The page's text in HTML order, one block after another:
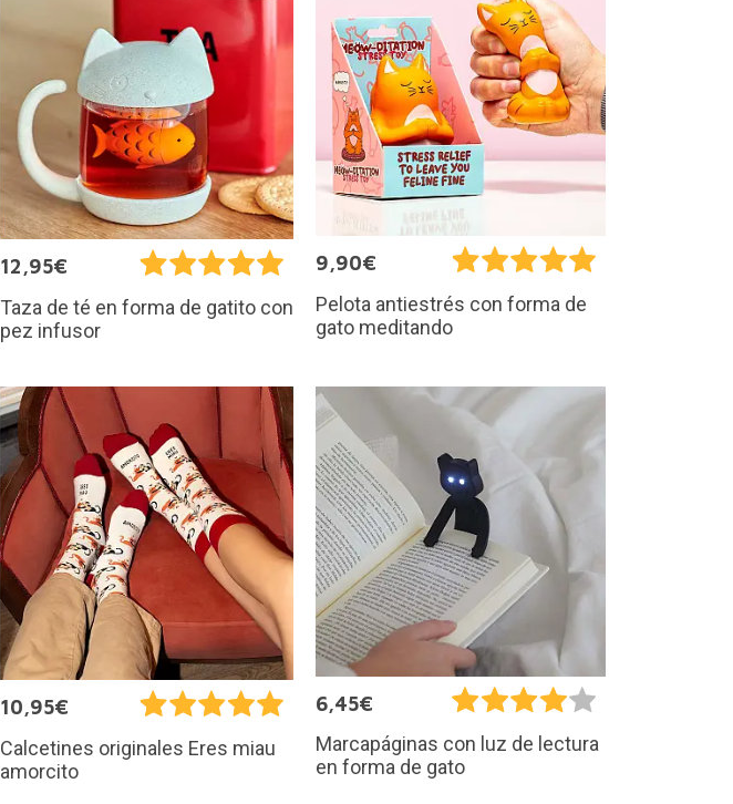
12,95€
Taza de té en forma de gatito con
pez infusor
9,90€
Pelota antiestrés con forma de
gato meditando
10,95€
Calcetines originales Eres miau
amorcito
6,45€
Marcapáginas con luz de lectura
en forma de gato